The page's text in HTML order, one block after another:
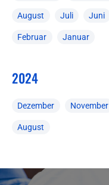
August Juli Juni
Februar Januar
2024
Dezember November
August